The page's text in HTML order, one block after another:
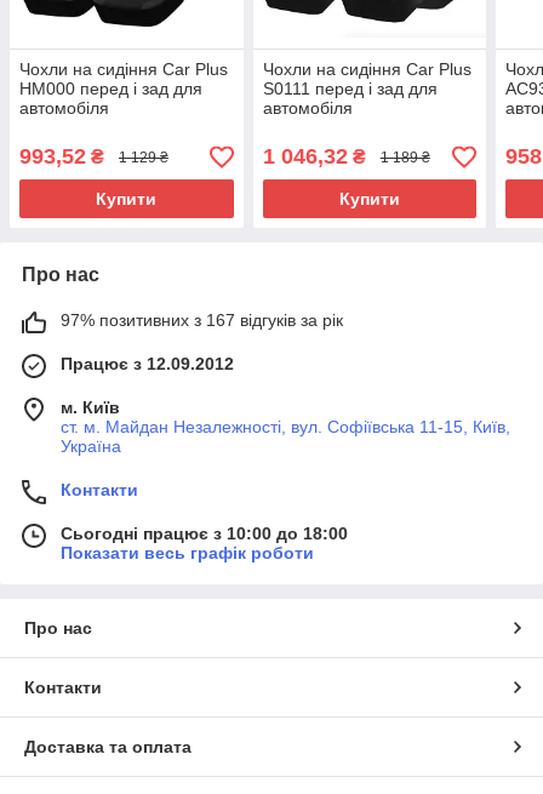
Чохли на сидіння Car Plus
HM000 перед і зад для
автомобіля
993,52 ₴ 1 129 ₴
Купити
Чохли на сидіння Car Plus
S0111 перед і зад для
автомобіля
1 046,32₴ 1 189 ₴
Купити
Про нас
97% позитивних з 167 відгуків за рік
Працює з 12.09.2012
м. Київ
ст. м. Майдан Незалежності, вул. Софіївська 11-15, Київ,
Україна
Контакти
Сьогодні працює з 10:00 до 18:00
Показати весь графік роботи
Про нас
Контакти
Доставка та оплата